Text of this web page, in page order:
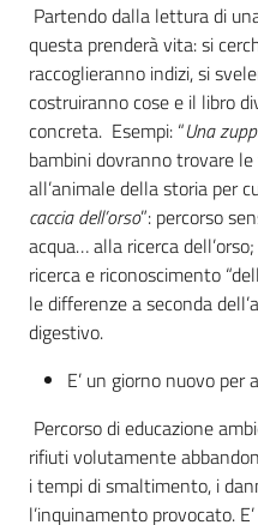
Partendo dalla lettura di
questa prenderà vita: si
raccoglieranno indizi, si
costruiranno cose e il libro
concreta. Esempi: “Una
bambini dovranno trovare
all’animale della storia per
caccia dell’orso”: percorso
acqua… alla ricerca dell’orso;
ricerca e riconoscimento
le differenze a seconda
digestivo.
E’ un giorno nuovo per
Percorso di educazione
rifiuti volutamente
i tempi di smaltimento, i
l’inquinamento provocato.